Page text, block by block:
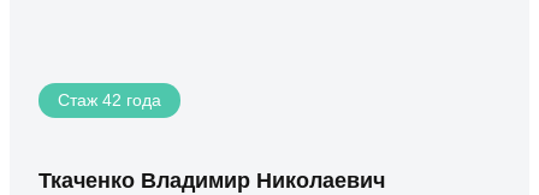
Стаж 42 года
Ткаченко Владимир Николаевич